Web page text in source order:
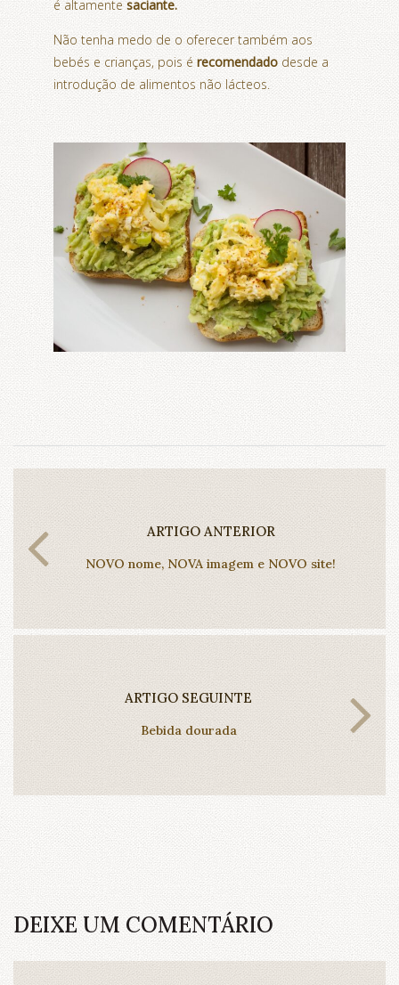
é altamente saciante.
Não tenha medo de o oferecer também aos
bebés e crianças, pois é recomendado desde a
introdução de alimentos não lácteos.
ARTIGO ANTERIOR
NOVO nome, NOVA imagem e NOVO site!
ARTIGO SEGUINTE
Bebida dourada
DEIXE UM COMENTÁRIO